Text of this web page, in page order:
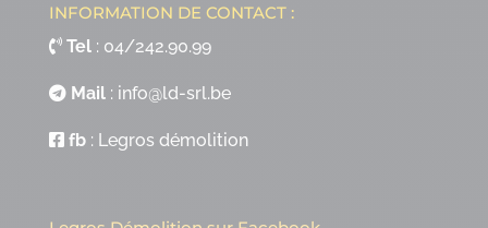
INFORMATION DE CONTACT :
Tel: 04/242.90.99
Mail: info@ld-srl.be
fb: Legros démolition